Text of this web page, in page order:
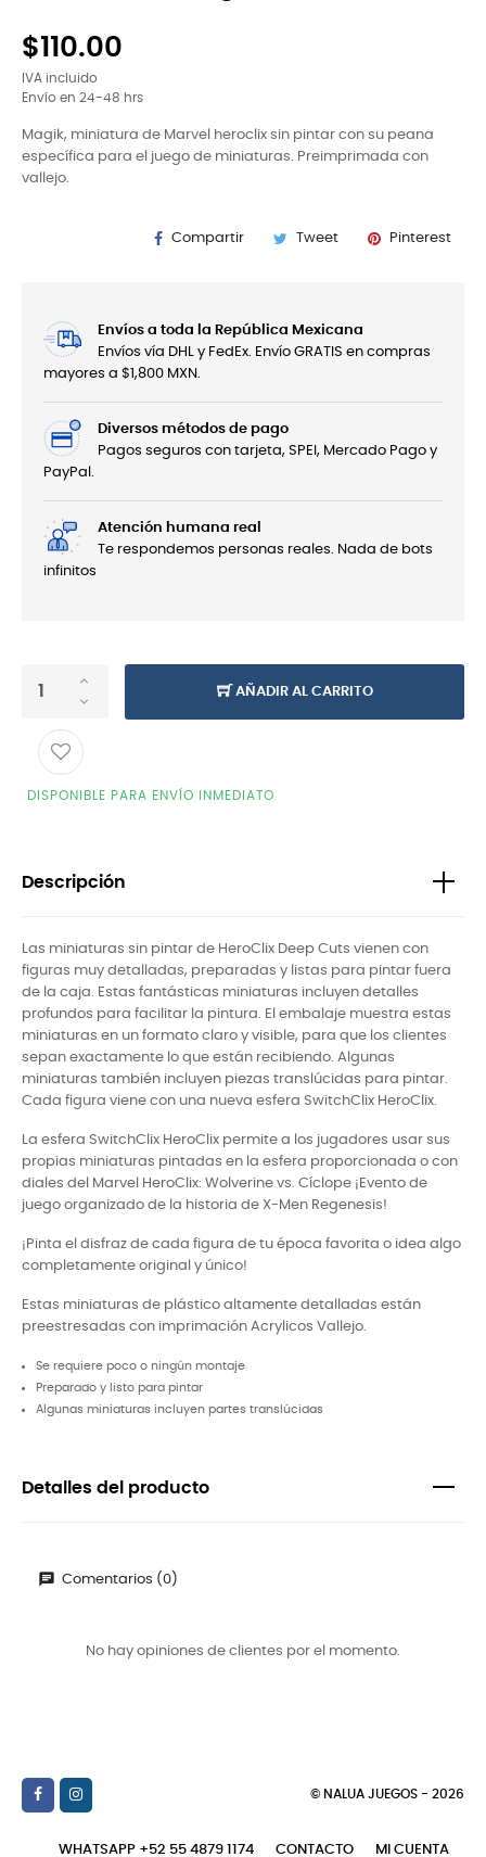
$110.00
IVA incluido
Envío en 24-48 hrs
Magik, miniatura de Marvel heroclix sin pintar con su peana
específica para el juego de miniaturas. Preimprimada con
vallejo.
Compartir Tweet Pinterest
Envíos a toda la República Mexicana
Envíos vía DHL y FedEx. Envío GRATIS en compras
mayores a $1,800 MXN.
Diversos métodos de pago
Pagos seguros con tarjeta, SPEI, Mercado Pago y
PayPal.
Atención humana real
Te respondemos personas reales. Nada de bots
infinitos
AÑADIR AL CARRITO
DISPONIBLE PARA ENVÍO INMEDIATO
Descripción
Las miniaturas sin pintar de HeroClix Deep Cuts vienen con
figuras muy detalladas, preparadas y listas para pintar fuera
de la caja. Estas fantásticas miniaturas incluyen detalles
profundos para facilitar la pintura. El embalaje muestra estas
miniaturas en un formato claro y visible, para que los clientes
sepan exactamente lo que están recibiendo. Algunas
miniaturas también incluyen piezas translúcidas para pintar.
Cada figura viene con una nueva esfera SwitchClix HeroClix.
La esfera SwitchClix HeroClix permite a los jugadores usar sus
propias miniaturas pintadas en la esfera proporcionada o con
diales del Marvel HeroClix: Wolverine vs. Cíclope ¡Evento de
juego organizado de la historia de X-Men Regenesis!
¡Pinta el disfraz de cada figura de tu época favorita o idea algo
completamente original y único!
Estas miniaturas de plástico altamente detalladas están
preestresadas con imprimación Acrylicos Vallejo.
Se requiere poco o ningún montaje
Preparado y listo para pintar
Algunas miniaturas incluyen partes translúcidas
Detalles del producto
Comentarios (0)
No hay opiniones de clientes por el momento.
© NALUA JUEGOS - 2026
WHATSAPP +52 55 4879 1174 CONTACTO MI CUENTA